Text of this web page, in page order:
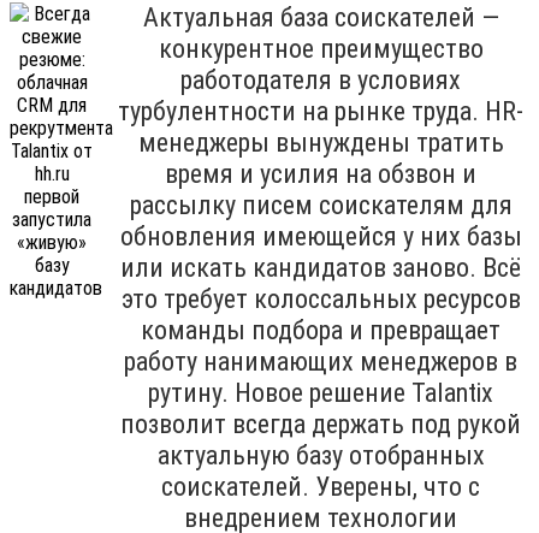
Актуальная база соискателей —
конкурентное преимущество
работодателя в условиях
турбулентности на рынке труда. HR-
менеджеры вынуждены тратить
время и усилия на обзвон и
рассылку писем соискателям для
обновления имеющейся у них базы
или искать кандидатов заново. Всё
это требует колоссальных ресурсов
команды подбора и превращает
работу нанимающих менеджеров в
рутину. Новое решение Talantix
позволит всегда держать под рукой
актуальную базу отобранных
соискателей. Уверены, что с
внедрением технологии